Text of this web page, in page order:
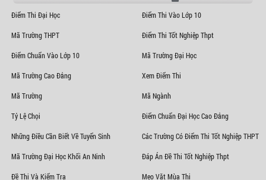
Điểm Thi Đại Học Điểm Thi Vào Lớp 10
Mã Trường THPT Điểm Thi Tốt Nghiệp Thpt
Điểm Chuẩn Vào Lớp 10 Mã Trường Đại Học
Mã Trường Cao Đẳng Xem Điểm Thi
Mã Trường Mã Ngành
Tỷ Lệ Chọi Điểm Chuẩn Đại Học Cao Đẳng
Những Điều Cần Biết Về Tuyển Sinh Các Trường Có Điểm Thi Tốt Nghiệp THPT
Mã Trường Đại Học Khối An Ninh Đáp Án Đề Thi Tốt Nghiệp Thpt
Đề Thi Và Kiểm Tra Mẹo Vặt Mùa Thi